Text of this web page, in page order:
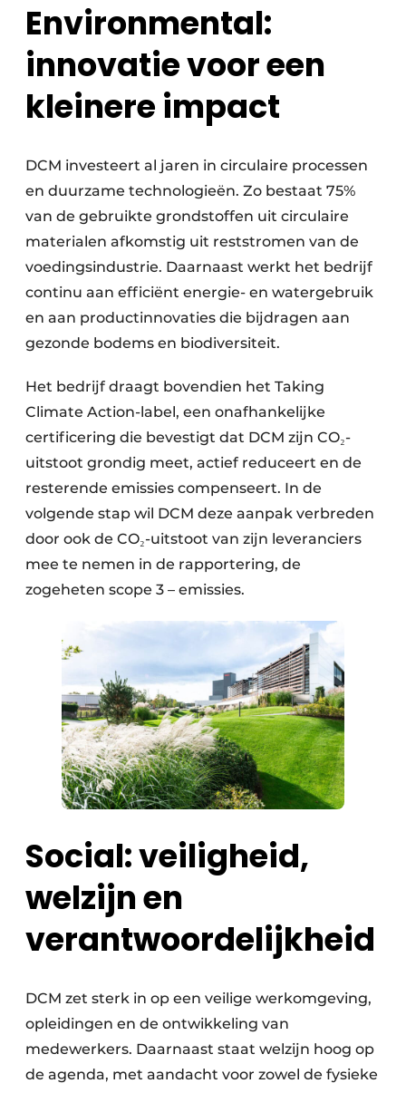
Environmental:
innovatie voor een
kleinere impact
DCM investeert al jaren in circulaire processen
en duurzame technologieën. Zo bestaat 75%
van de gebruikte grondstoffen uit circulaire
materialen afkomstig uit reststromen van de
voedingsindustrie. Daarnaast werkt het bedrijf
continu aan efficiënt energie- en watergebruik
en aan productinnovaties die bijdragen aan
gezonde bodems en biodiversiteit.
Het bedrijf draagt bovendien het Taking
Climate Action-label, een onafhankelijke
certificering die bevestigt dat DCM zijn CO₂-
uitstoot grondig meet, actief reduceert en de
resterende emissies compenseert. In de
volgende stap wil DCM deze aanpak verbreden
door ook de CO₂-uitstoot van zijn leveranciers
mee te nemen in de rapportering, de
zogeheten scope 3 – emissies.
Social: veiligheid,
welzijn en
verantwoordelijkheid
DCM zet sterk in op een veilige werkomgeving,
opleidingen en de ontwikkeling van
medewerkers. Daarnaast staat welzijn hoog op
de agenda, met aandacht voor zowel de fysieke